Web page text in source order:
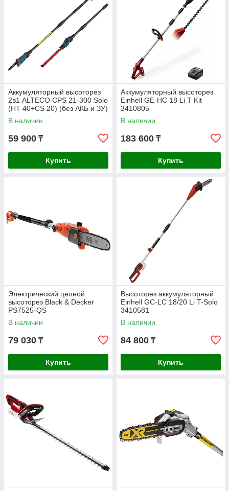
Аккумуляторный высоторез
2в1 ALTECO CPS 21-300 Solo
(HT 40+CS 20) (без АКБ и ЗУ)
В наличии
59 900 ₸
Купить
Аккумуляторный высоторез
Einhell GE-HC 18 Li T Kit
3410805
В наличии
183 600 ₸
Купить
Электрический цепной
высоторез Black & Decker
PS7525-QS
В наличии
79 030 ₸
Купить
Высоторез аккумуляторный
Einhell GC-LC 18/20 Li T-Solo
3410581
В наличии
84 800 ₸
Купить